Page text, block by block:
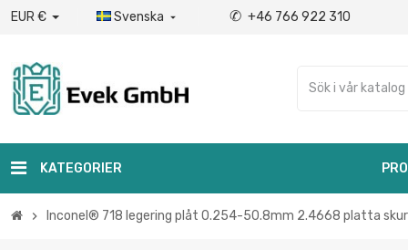
EUR € Svenska  ✆ +46 766 922 310
KATEGORIER
chevron_right Inconel® 718 legering plåt 0.254-50.8mm 2.4668 platta